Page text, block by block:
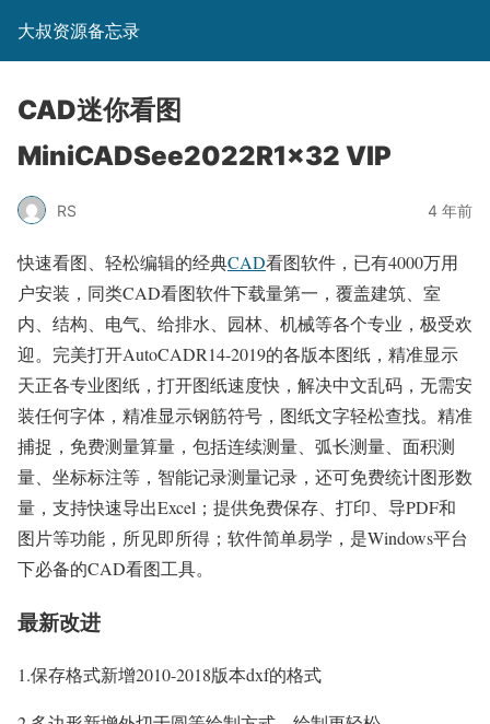
大叔资源备忘录
CAD迷你看图
MiniCADSee2022R1x32 VIP
RS 4 年前
快速看图、轻松编辑的经典CAD看图软件，已有4000万用
户安装，同类CAD看图软件下载量第一，覆盖建筑、室
内、结构、电气、给排水、园林、机械等各个专业，极受欢
迎。完美打开AutoCADR14-2019的各版本图纸，精准显示
天正各专业图纸，打开图纸速度快，解决中文乱码，无需安
装任何字体，精准显示钢筋符号，图纸文字轻松查找。精准
捕捉，免费测量算量，包括连续测量、弧长测量、面积测
量、坐标标注等，智能记录测量记录，还可免费统计图形数
量，支持快速导出Excel；提供免费保存、打印、导PDF和
图片等功能，所见即所得；软件简单易学，是Windows平台
下必备的CAD看图工具。
最新改进
1.保存格式新增2010-2018版本dxf的格式